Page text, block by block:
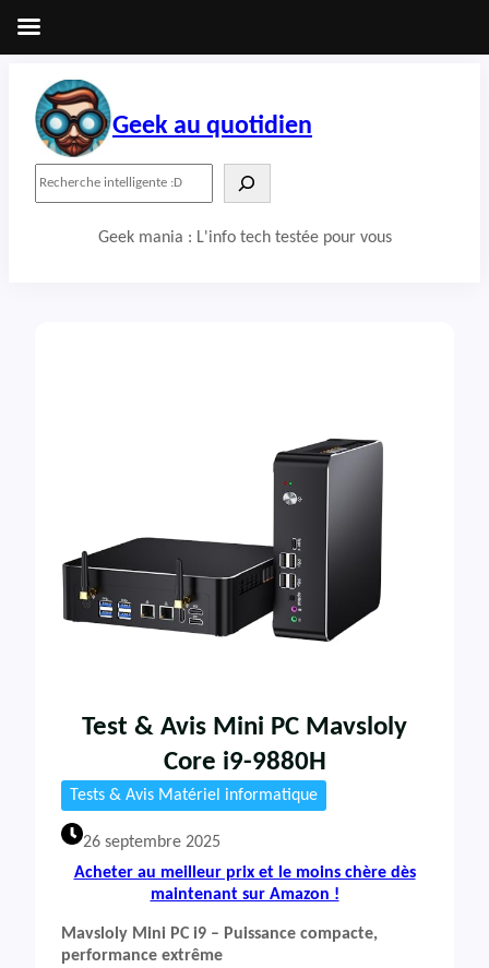
contenu
Geek au quotidien
Geek mania : L'info tech testée pour vous
Test & Avis Mini PC Mavsloly
Core i9-9880H
Tests & Avis Matériel informatique
26 septembre 2025
Acheter au meilleur prix et le moins chère dès
maintenant sur Amazon !
Mavsloly Mini PC i9 – Puissance compacte,
performance extrême